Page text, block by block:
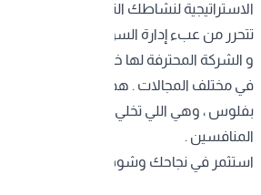
الاستراتيجية لنشاطك التجاري . تخيل كم
تتحرر من عبء إدارة السوشيال ميديا اليومي .
و الشركة المحترفة لها خبرة متراكمة من
في مختلف المجالات . هذي الخبرة ما تقدر
بفلوس ، وهي اللي تخلي استراتيجيتك أقوى
المنافسين .
استثمر في نجاحك وشوف الفرق الواضح